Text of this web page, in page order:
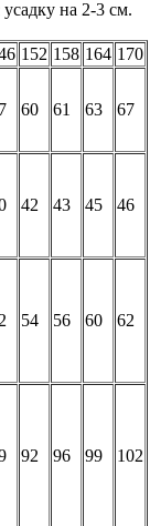
на 2-3 см.
152 158 164 170
60 61 63 67
42 43 45 46
54 56 60 62
92 96 99 102